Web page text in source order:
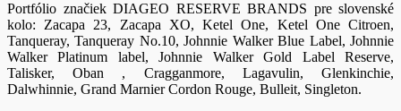
Portfólio značiek DIAGEO RESERVE BRANDS pre slovenské
kolo: Zacapa 23, Zacapa XO, Ketel One, Ketel One Citroen,
Tanqueray, Tanqueray No.10, Johnnie Walker Blue Label, Johnnie
Walker Platinum label, Johnnie Walker Gold Label Reserve,
Talisker, Oban , Cragganmore, Lagavulin, Glenkinchie,
Dalwhinnie, Grand Marnier Cordon Rouge, Bulleit, Singleton.